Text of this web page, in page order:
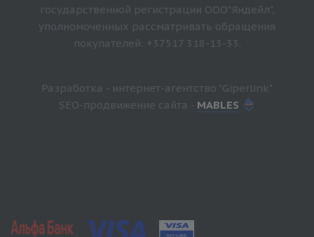
государственной регистрации ООО"Яндейл",
уполномоченных рассматривать обращения
покупателей: +37517 318-13-33.
Разработка - интернет-агентство "Giperlink"
SEO-продвижение сайта - MABLES